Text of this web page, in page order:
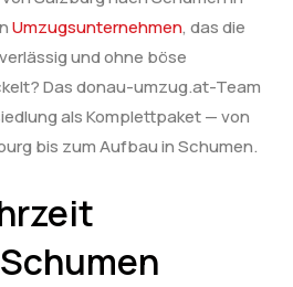
Umzugsunternehmen, das die
und ohne böse
Das donau-umzug.at-Team
als Komplettpaket — von
bis zum Aufbau in Schumen.